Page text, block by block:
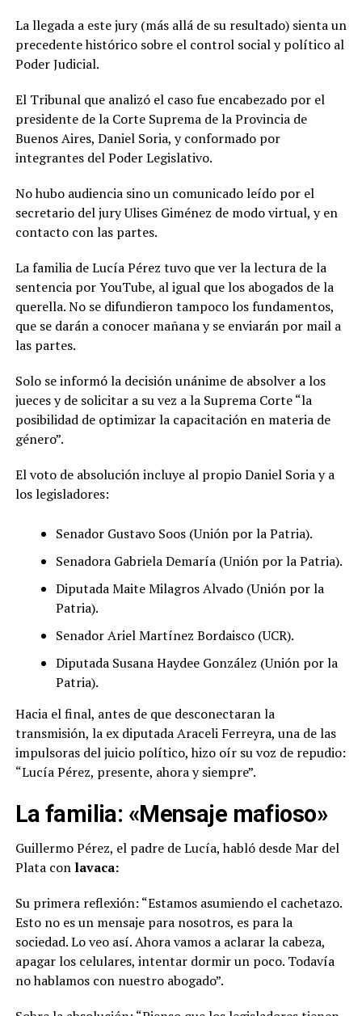
La llegada a este jury (más allá de su resultado) sienta un
precedente histórico sobre el control social y político al
Poder Judicial.
El Tribunal que analizó el caso fue encabezado por el
presidente de la Corte Suprema de la Provincia de
Buenos Aires, Daniel Soria, y conformado por
integrantes del Poder Legislativo.
No hubo audiencia sino un comunicado leído por el
secretario del jury Ulises Giménez de modo virtual, y en
contacto con las partes.
La familia de Lucía Pérez tuvo que ver la lectura de la
sentencia por YouTube, al igual que los abogados de la
querella. No se difundieron tampoco los fundamentos,
que se darán a conocer mañana y se enviarán por mail a
las partes.
Solo se informó la decisión unánime de absolver a los
jueces y de solicitar a su vez a la Suprema Corte “la
posibilidad de optimizar la capacitación en materia de
género”.
El voto de absolución incluye al propio Daniel Soria y a
los legisladores:
Senador Gustavo Soos (Unión por la Patria).
Senadora Gabriela Demaría (Unión por la Patria).
Diputada Maite Milagros Alvado (Unión por la
Patria).
Senador Ariel Martínez Bordaisco (UCR).
Diputada Susana Haydee González (Unión por la
Patria).
Hacia el final, antes de que desconectaran la
transmisión, la ex diputada Araceli Ferreyra, una de las
impulsoras del juicio político, hizo oír su voz de repudio:
“Lucía Pérez, presente, ahora y siempre”.
La familia: «Mensaje mafioso»
Guillermo Pérez, el padre de Lucía, habló desde Mar del
Plata con lavaca:
Su primera reflexión: “Estamos asumiendo el cachetazo.
Esto no es un mensaje para nosotros, es para la
sociedad. Lo veo así. Ahora vamos a aclarar la cabeza,
apagar los celulares, intentar dormir un poco. Todavía
no hablamos con nuestro abogado”.